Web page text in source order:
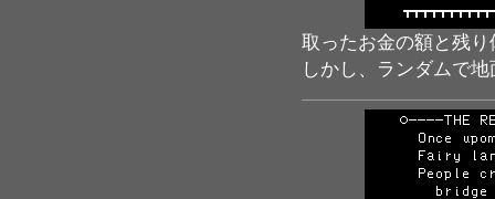
取ったお金の額と残
しかし、ランダムで